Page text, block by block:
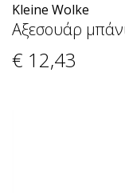
Kleine Wolke
Αξεσουάρ
€ 12,43